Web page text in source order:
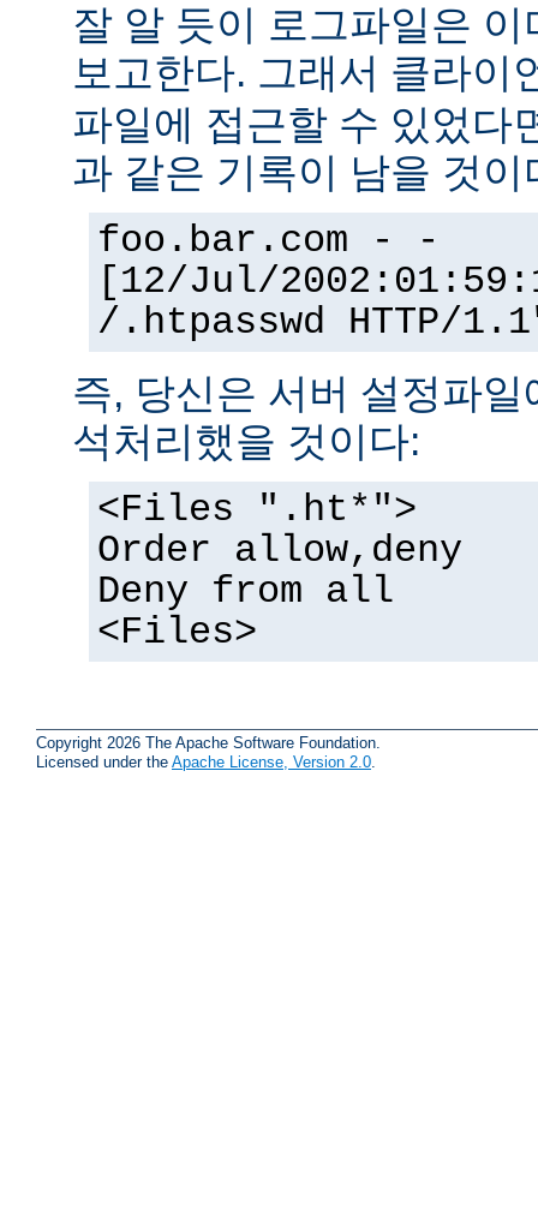
잘 알 듯이 로그파일은
보고한다. 그래서 클라이
파일에 접근할 수 있었다
과 같은 기록이 남을 것이
foo.bar.com - -
[12/Jul/
/.htpasswd HTTP/
즉, 당신은 서버 설정파
석처리했을 것이다:
<Files ".ht*">
Order allow,deny
Deny from all
<Files>
Copyright 2026 The Apache Software Foundation.
Licensed under the Apache License, Version 2.0